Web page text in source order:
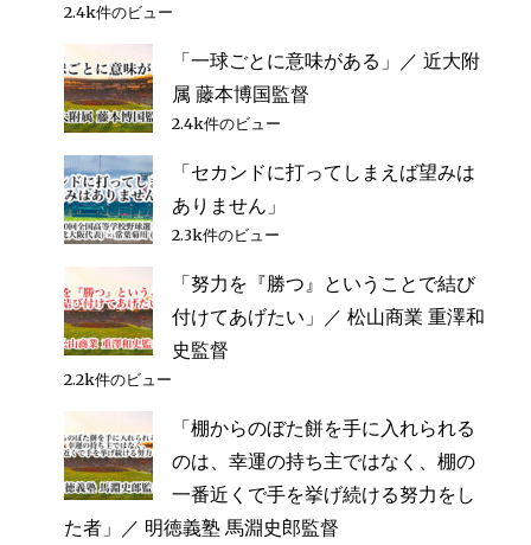
2.4k件のビュー
「一球ごとに意味がある」／ 近大附
属 藤本博国監督
2.4k件のビュー
「セカンドに打ってしまえば望みは
ありません」
2.3k件のビュー
「努力を『勝つ』ということで結び
付けてあげたい」／ 松山商業 重澤和
史監督
2.2k件のビュー
「棚からのぼた餅を手に入れられる
のは、幸運の持ち主ではなく、棚の
一番近くで手を挙げ続ける努力をし
た者」／ 明徳義塾 馬淵史郎監督